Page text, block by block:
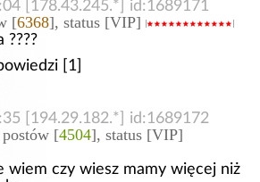
[178.43.245.*] id:1689171
[6368], status [VIP]
????
[1]
[194.29.182.*] id:1689172
postów [4504], status [VIP]
wiem czy wiesz mamy więcej niż